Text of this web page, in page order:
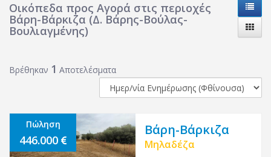
Οικόπεδα προς Αγορά στις περιοχές
Βάρη-Βάρκιζα (Δ. Βάρης-Βούλας-
Βουλιαγμένης)
Βρέθηκαν 1 Αποτελέσματα
Πώληση
446.000
Βάρη-Βάρκιζα
Μηλαδέζα